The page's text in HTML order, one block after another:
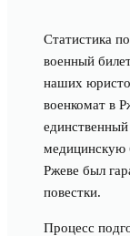
Статистика
военный
наших
военкомат в
медицинскую
Ржеве был
повестки.
Процесс